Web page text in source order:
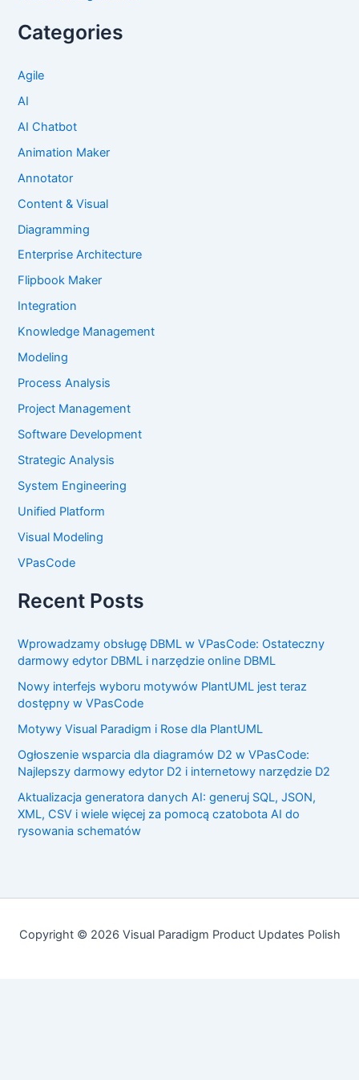
Categories
Agile
AI
AI Chatbot
Animation Maker
Annotator
Content & Visual
Diagramming
Enterprise Architecture
Flipbook Maker
Integration
Knowledge Management
Modeling
Process Analysis
Project Management
Software Development
Strategic Analysis
System Engineering
Unified Platform
Visual Modeling
VPasCode
Recent Posts
Wprowadzamy obsługę DBML w VPasCode: Ostateczny
darmowy edytor DBML i narzędzie online DBML
Nowy interfejs wyboru motywów PlantUML jest teraz
dostępny w VPasCode
Motywy Visual Paradigm i Rose dla PlantUML
Ogłoszenie wsparcia dla diagramów D2 w VPasCode:
Najlepszy darmowy edytor D2 i internetowy narzędzie D2
Aktualizacja generatora danych AI: generuj SQL, JSON,
XML, CSV i wiele więcej za pomocą czatobota AI do
rysowania schematów
Copyright © 2026 Visual Paradigm Product Updates Polish